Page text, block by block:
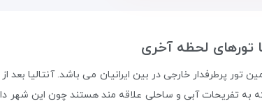
تورهای لحظه آخری
تور پرطرفدار خارجی در بین ایرانیان می باشد. آنتالیا
تفریحات آبی و ساحلی علاقه مند هستند چون این شهر